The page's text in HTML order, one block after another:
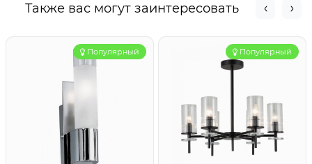
Также вас могут заинтересовать
Популярный Популярный